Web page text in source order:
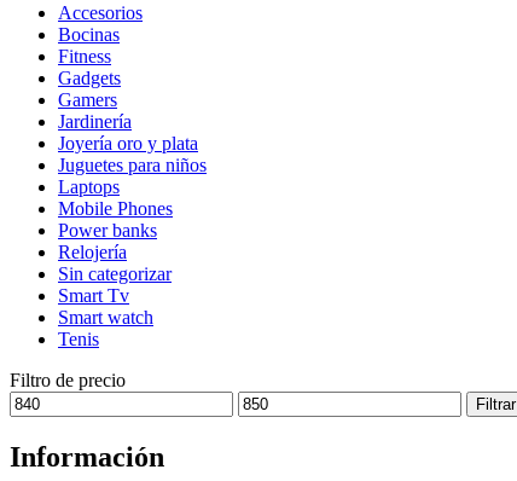
Accesorios
Bocinas
Fitness
Gadgets
Gamers
Jardinería
Joyería oro y plata
Juguetes para niños
Laptops
Mobile Phones
Power banks
Relojería
Sin categorizar
Smart Tv
Smart watch
Tenis
Filtro de precio
Precio
mínimo
Precio
máximo
Filtrar
Información